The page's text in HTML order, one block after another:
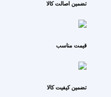
تضمین اصالت کالا
قیمت مناسب
تضمین کیفیت کالا